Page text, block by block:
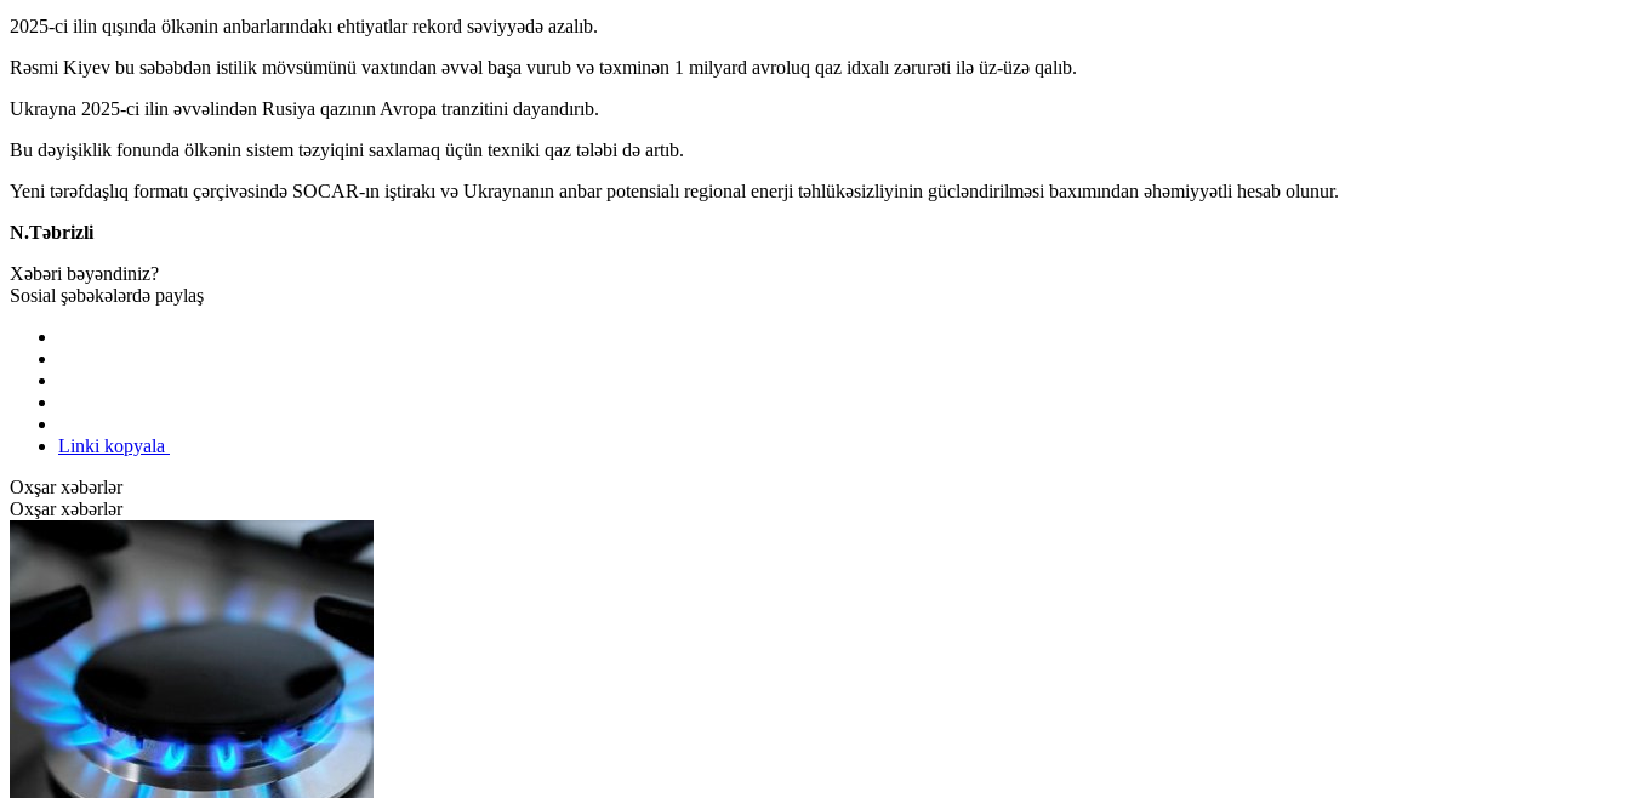
2025-ci ilin qışında ölkənin anbarlarındakı ehtiyatlar rekord səviyyədə azalıb.
Rəsmi Kiyev bu səbəbdən istilik mövsümünü vaxtından əvvəl başa vurub və təxminən 1 milyard avroluq qaz idxalı zərurəti ilə üz-üzə qalıb.
Ukrayna 2025-ci ilin əvvəlindən Rusiya qazının Avropa tranzitini dayandırıb.
Bu dəyişiklik fonunda ölkənin sistem təzyiqini saxlamaq üçün texniki qaz tələbi də artıb.
Yeni tərəfdaşlıq formatı çərçivəsində SOCAR-ın iştirakı və Ukraynanın anbar potensialı regional enerji təhlükəsizliyinin gücləndirilməsi baxımından əhəmiyyətli hesab olunur.
N.Təbrizli
Xəbəri bəyəndiniz?
Sosial şəbəkələrdə paylaş
Linki kopyala
Oxşar xəbərlər
Oxşar xəbərlər